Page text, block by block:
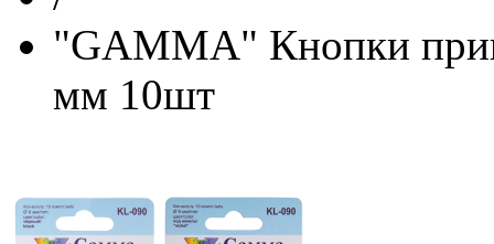
"GAMMA" Кнопки
мм 10шт